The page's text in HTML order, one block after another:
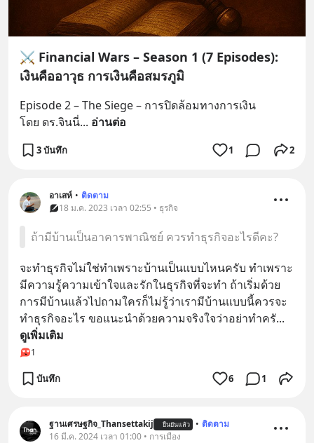
⚔️ Financial Wars – Season 1 (7 Episodes):
เงินคืออาวุธ การเงินคือสมรภูมิ
Episode 2 – The Siege – การปิดล้อมทางการเงิน
โดย ดร.จินนี่... อ่านต่อ
3 บันทึก 1 2
อาเสห์ • ติดตาม
18 ม.ค. 2023 เวลา 02:55 • ธุรกิจ
ถ้ามีบ้านเป็นอาคารพาณิชย์ ควรทำธุรกิจอะไรดีคะ?
จะทำธุรกิจไม่ใช่ทำเพราะบ้านเป็นแบบไหนครับ ทำเพราะ
มีความรู้ความเข้าใจและรักในธุรกิจที่จะทำ ถ้าเริ่มด้วย
การมีบ้านแล้วไปถามใครก็ไม่รู้ว่าเรามีบ้านแบบนี้ควรจะ
ทำธุรกิจอะไร ขอแนะนำด้วยความจริงใจว่าอย่าทำครั...
ดูเพิ่มเติม
1
บันทึก 6 1
ฐานเศรษฐกิจ_Thansettakij ยืนยันแล้ว • ติดตาม
16 มี.ค. 2024 เวลา 01:00 • การเมือง